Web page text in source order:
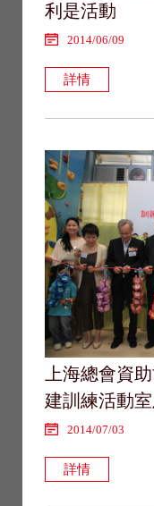
利是活動
2014/06/09
詳情
上海總會資
建訓練活動
2014/07/03
詳情